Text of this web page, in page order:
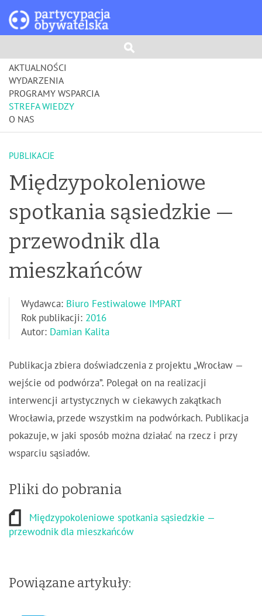
AKTUALNOŚCI
WYDARZENIA
PROGRAMY WSPARCIA
STREFA WIEDZY
O NAS
PUBLIKACJE
Międzypokoleniowe
spotkania sąsiedzkie —
przewodnik dla
mieszkańców
Wydawca: Biuro Festiwalowe IMPART
Rok publikacji: 2016
Autor: Damian Kalita
Publikacja zbiera doświadczenia z projektu „Wrocław —
wejście od podwórza”. Polegał on na realizacji
interwencji artystycznych w ciekawych zakątkach
Wrocławia, przede wszystkim na podwórkach. Publikacja
pokazuje, w jaki sposób można działać na rzecz i przy
wsparciu sąsiadów.
Pliki do pobrania
Międzypokoleniowe spotkania sąsiedzkie —
przewodnik dla mieszkańców
Powiązane artykuły: